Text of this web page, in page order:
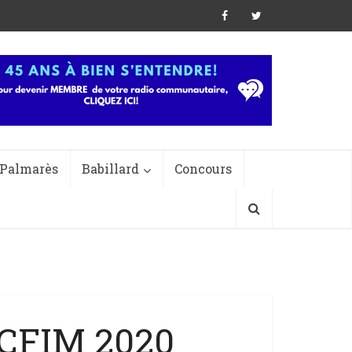
Palmarès Babillard Concours
2020